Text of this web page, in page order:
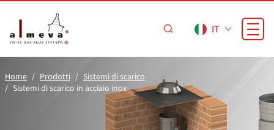
IT
Home Prodotti
Sistemi di scarico
Sistemi di scarico in acciaio inox